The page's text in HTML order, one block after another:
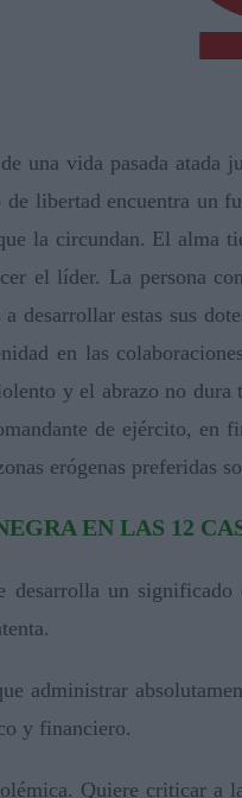
una vida pasada
libertad encuentra un
la circundan. El alma
el líder. La persona
desarrollar estas sus
en las
y el abrazo no dura
de ejército, en
erógenas preferidas
EN LAS 12
desarrolla un
administrar
y financiero.
Quiere criticar a